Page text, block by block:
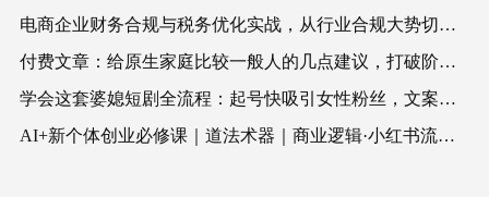
电商企业财务合规与税务优化实战，从行业合规大势切入，系统梳理增值税、企业所得税、个税等全税种要点
付费文章：给原生家庭比较一般人的几点建议，打破阶层局限，实现个人与家族代际向上跃升
学会这套婆媳短剧全流程：起号快吸引女性粉丝，文案剪辑视频制作一站式搞定，多种变现方式都可做
AI+新个体创业必修课｜道法术器｜商业逻辑·小红书流量·AI智能体｜低成本打造个人变现小生意全套教学